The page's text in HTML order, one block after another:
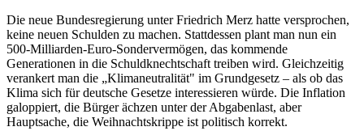
Die neue Bundesregierung unter Friedrich Merz hatte versprochen,
keine neuen Schulden zu machen. Stattdessen plant man nun ein
500-Milliarden-Euro-Sondervermögen, das kommende
Generationen in die Schuldknechtschaft treiben wird. Gleichzeitig
verankert man die „Klimaneutralität" im Grundgesetz – als ob das
Klima sich für deutsche Gesetze interessieren würde. Die Inflation
galoppiert, die Bürger ächzen unter der Abgabenlast, aber
Hauptsache, die Weihnachtskrippe ist politisch korrekt.